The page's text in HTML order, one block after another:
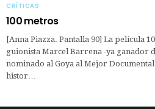
CRÍTICAS
100 metros
[Anna Piazza. Pantalla 90] La película
guionista Marcel Barrena -ya ganador
nominado al Goya al Mejor
histor…